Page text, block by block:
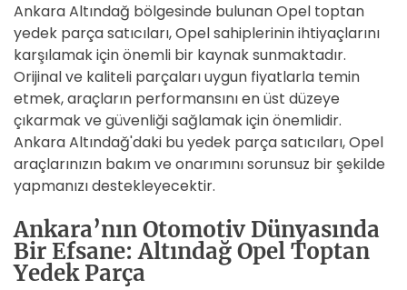
Ankara Altındağ bölgesinde bulunan Opel toptan
yedek parça satıcıları, Opel sahiplerinin ihtiyaçlarını
karşılamak için önemli bir kaynak sunmaktadır.
Orijinal ve kaliteli parçaları uygun fiyatlarla temin
etmek, araçların performansını en üst düzeye
çıkarmak ve güvenliği sağlamak için önemlidir.
Ankara Altındağ'daki bu yedek parça satıcıları, Opel
araçlarınızın bakım ve onarımını sorunsuz bir şekilde
yapmanızı destekleyecektir.
Ankara’nın Otomotiv Dünyasında
Bir Efsane: Altındağ Opel Toptan
Yedek Parça